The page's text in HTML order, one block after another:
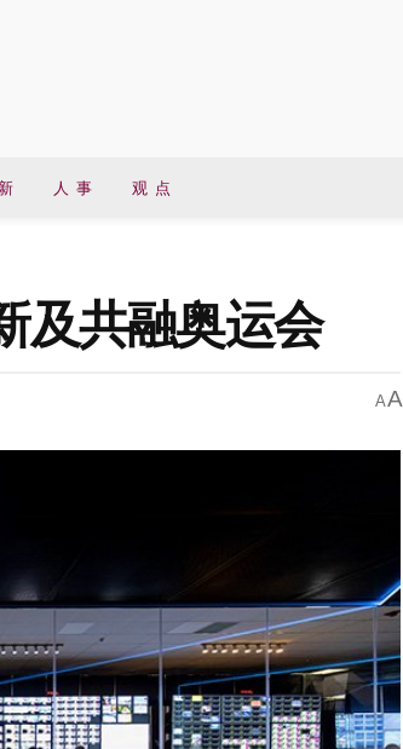
人 事 观 点
及共融奥运会
AA